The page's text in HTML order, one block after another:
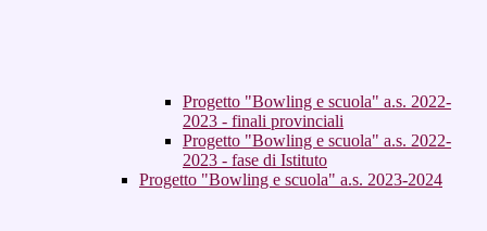
Progetto "Bowling e scuola" a.s. 2022-
2023 - finali provinciali
Progetto "Bowling e scuola" a.s. 2022-
2023 - fase di Istituto
Progetto "Bowling e scuola" a.s. 2023-2024